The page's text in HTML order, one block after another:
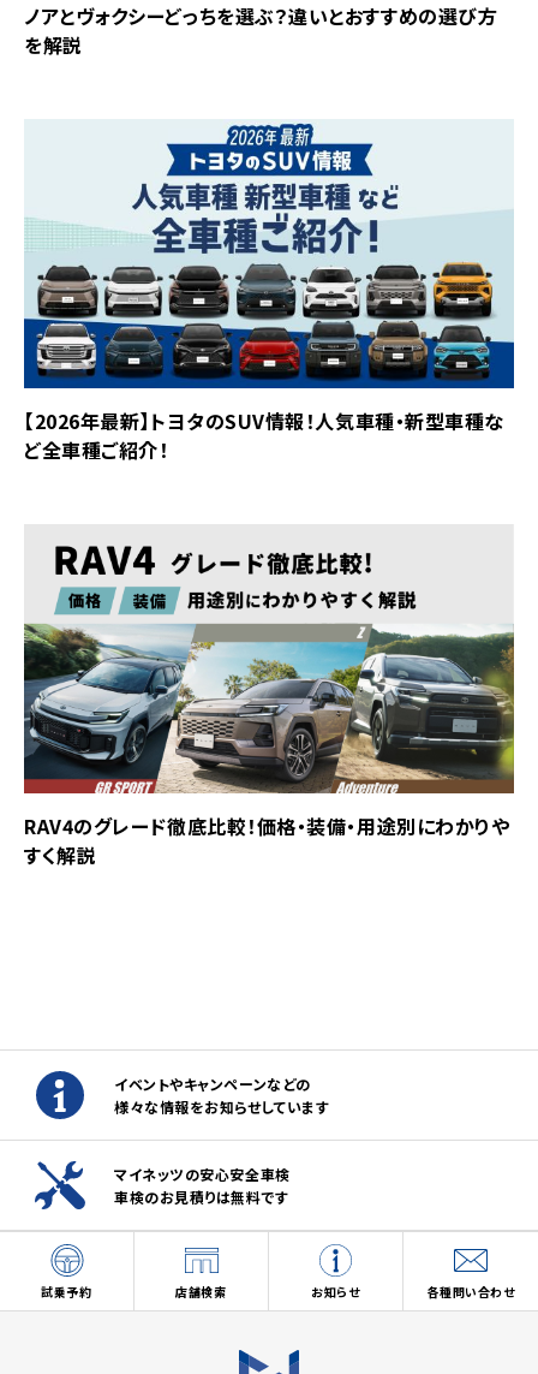
ノアとヴォクシーどっちを選ぶ？違いとおすすめの選び方
を解説
【2026年最新】トヨタのSUV情報！人気車種・新型車種な
ど全車種ご紹介！
RAV4のグレード徹底比較！価格・装備・用途別にわかりや
すく解説
イベントやキャンペーンなどの
様々な情報をお知らせしています
マイネッツの安心安全車検
車検のお見積りは無料です
試乗予約 店舗検索 お知らせ 各種問い合わせ